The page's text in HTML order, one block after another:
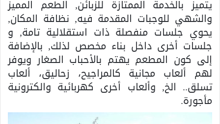
يتميز بالخدمة الممتازة للزبائن, الطعم المميز
والشهي للوجبات المقدمة فيه, نظافة المكان,
يحوي جلسات منفصلة ذات استقلالية تامة, و
جلسات أخرى داخل بناء مخصص لذلك, بالإضافة
إلى كون المطعم يهتم بالأحباب الصغار ويوفر
لهم ألعاب مجانية كالمراجيح، زحاليق، ألعاب
تسلق.. الخ, وألعاب أخرى كهربائية والكترونية
مأجورة.